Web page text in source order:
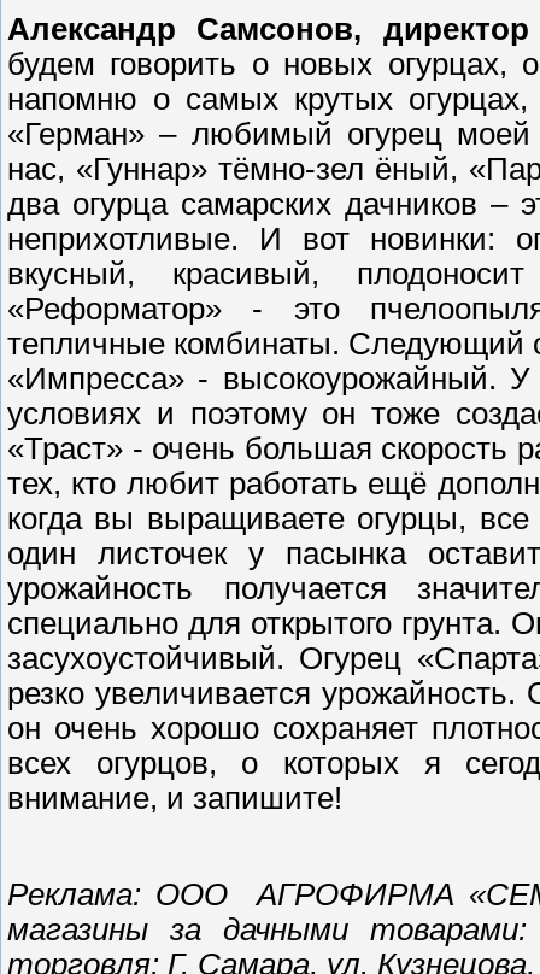
Александр Самсонов,
будем говорить о новых
напомню о самых крутых
«Герман» – любимый огурец
нас, «Гуннар» тёмно-зел ёный,
два огурца самарских дачников –
неприхотливые. И вот новинки:
вкусный, красивый,
«Реформатор» - это
тепличные комбинаты. Следующий
«Импресса» - высокоурожайный.
условиях и поэтому он тоже
«Траст» - очень большая скорость
тех, кто любит работать ещё
когда вы выращиваете огурцы,
один листочек у пасынка
урожайность получается
специально для открытого грунта.
засухоустойчивый. Огурец
резко увеличивается урожайность.
он очень хорошо сохраняет
всех огурцов, о которых я
внимание, и запишите!
Реклама: ООО АГРОФИРМА
магазины за дачными
торговля: Г. Самара, ул.